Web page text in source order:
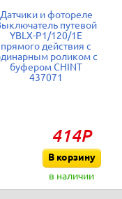
Датчики и фотореле
путевой
YBLX-P1/120/1E
прямого действия с
роликом с
буфером CHINT
437071
414Р
В корзину
в наличии